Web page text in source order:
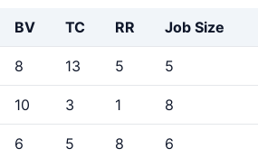
BV TC RR Job Size
8 13 5 5
10 3 1 8
6 5 8 6